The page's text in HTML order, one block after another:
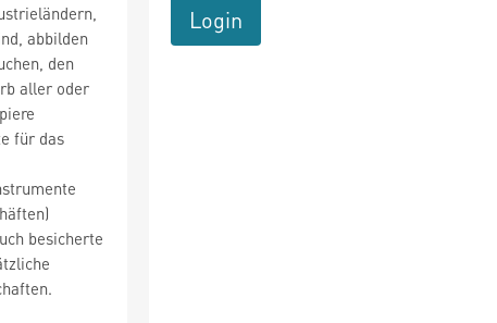
abbilden
den
aller oder
für das
besicherte
Login